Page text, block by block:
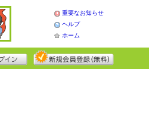
重要なお知らせ
ヘルプ
ホーム